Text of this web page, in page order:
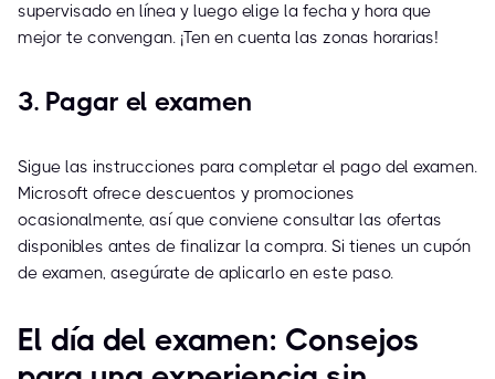
supervisado en línea y luego elige la fecha y hora que
mejor te convengan. ¡Ten en cuenta las zonas horarias!
3. Pagar el examen
Sigue las instrucciones para completar el pago del examen.
Microsoft ofrece descuentos y promociones
ocasionalmente, así que conviene consultar las ofertas
disponibles antes de finalizar la compra. Si tienes un cupón
de examen, asegúrate de aplicarlo en este paso.
El día del examen: Consejos